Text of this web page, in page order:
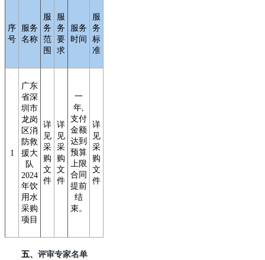
序
号
服务
名称
服
务
范
围
服
务
要
求
服务
时间
服
务
标
准
1
广东
省深
圳市
龙岗
区消
防救
援大
队
2024
年饮
用水
采购
项目
详
见
采
购
文
件
详
见
采
购
文
件
一
年,
支付
金额
达到
预算
上限
合同
提前
结
束。
详
见
采
购
文
件
五、 评审专家名单